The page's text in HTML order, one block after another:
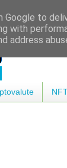
to
with
address